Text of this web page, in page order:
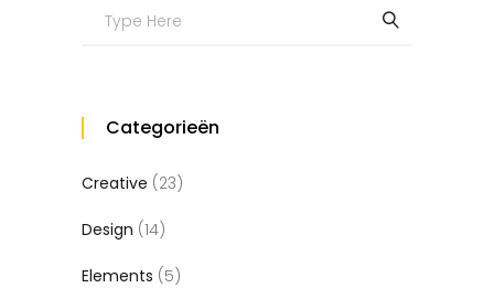
Search
Categorieën
Creative (23)
Design (14)
Elements (5)